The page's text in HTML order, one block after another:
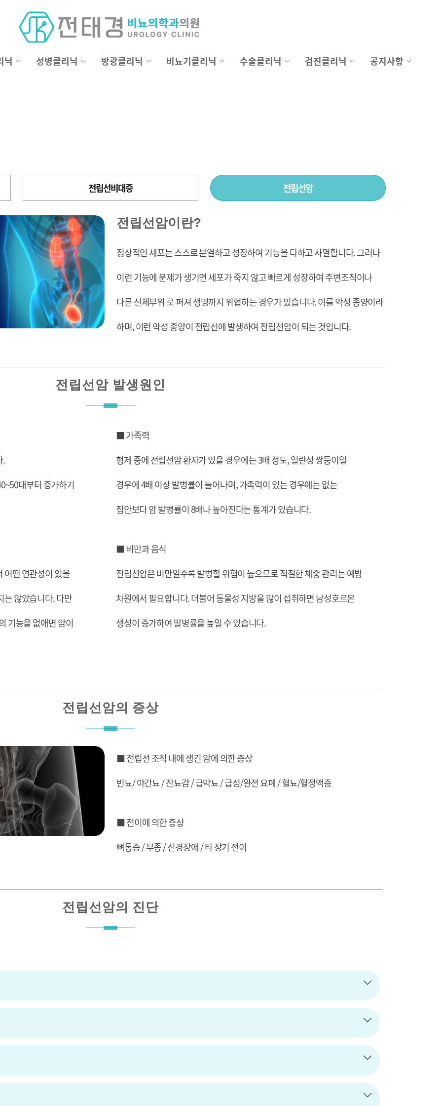
닉 성병클리닉 방광클리닉 비뇨기클리닉 수술클리닉 검진클리닉 공지사항
전립선비대증 전립선암
전립선암이란?
정상적인 세포는 스스로 분열하고 성장하여 기능을 다하고 사멸합니다. 그러나
이런 기능에 문제가 생기면 세포가 죽지 않고 빠르게 성장하여 주변조직이나
다른 신체부위 로 퍼져 생명까지 위협하는 경우가 있습니다. 이를 악성 종양이라
하며, 이런 악성 종양이 전립선에 발생하여 전립선암이 되는 것입니다.
전립선암 발생원인
.
대부터 증가하기
어떤 연관성이 있을
는 않았습니다. 다만
기능을 없애면 암이
■ 가족력
형제 중에 전립선암 환자가 있을 경우에는 3배 정도, 일란성 쌍둥이일
경우에 4배 이상 발병률이 늘어나며, 가족력이 있는 경우에는 없는
집안보다 암 발병률이 8배나 높아진다는 통계가 있습니다.
■ 비만과 음식
전립선암은 비만일수록 발병할 위험이 높으므로 적절한 체중 관리는 예방
차원에서 필요합니다. 더불어 동물성 지방을 많이 섭취하면 남성호르몬
생성이 증가하여 발병률을 높일 수 있습니다.
전립선암의 증상
■ 전립선 조직 내에 생긴 암에 의한 증상
빈뇨/ 야간뇨 / 잔뇨감 / 급박뇨 / 급성/완전 요폐 / 혈뇨/혈정액증
■ 전이에 의한 증상
뼈통증 / 부종 / 신경장애 / 타 장기 전이
전립선암의 진단